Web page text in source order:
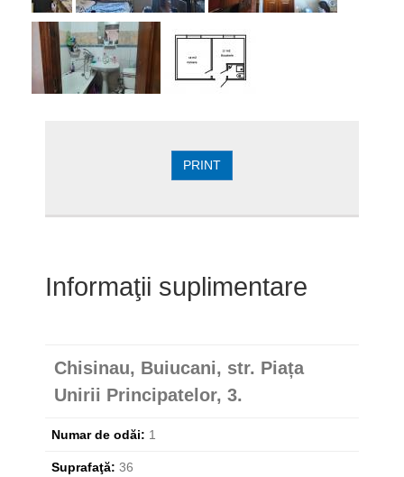
PRINT
Informaţii suplimentare
Chisinau, Buiucani, str. Piața
Unirii Principatelor, 3.
Numar de odăi: 1
Suprafaţă: 36